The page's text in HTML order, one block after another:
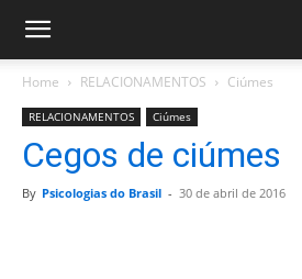
Home RELACIONAMENTOS Ciúmes
RELACIONAMENTOS Ciúmes
Cegos de ciúmes
By Psicologias do Brasil - 30 de abril de 2016